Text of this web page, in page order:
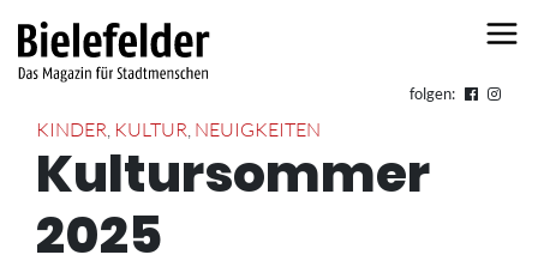
folgen:
KINDER, KULTUR, NEUIGKEITEN
Kultursommer
2025